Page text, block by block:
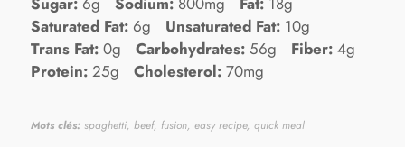
Saturated Fat: 6g Unsaturated Fat: 10g
Trans Fat: 0g Carbohydrates: 56g Fiber: 4g
Protein: 25g Cholesterol: 70mg
Mots clés: spaghetti, beef, fusion, easy recipe, quick meal